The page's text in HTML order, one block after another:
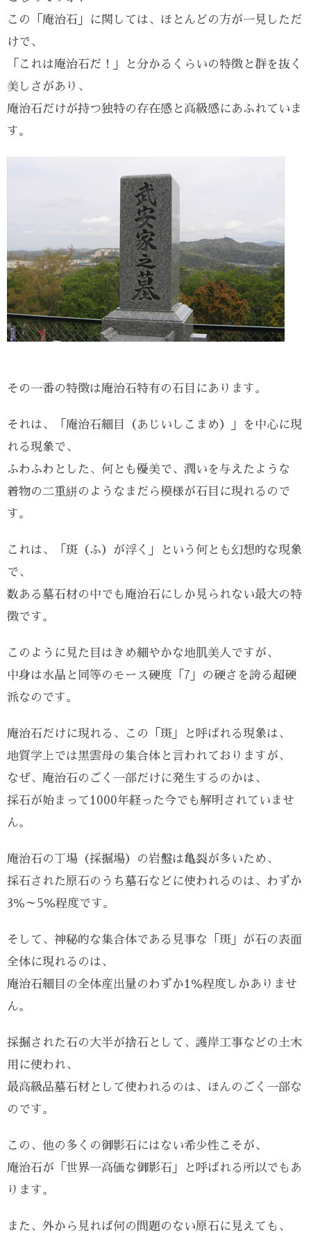
この「庵治石」に関しては、ほとんどの方が一見しただ
けで、
「これは庵治石だ！」と分かるくらいの特徴と群を抜く
美しさがあり、
庵治石だけが持つ独特の存在感と高級感にあふれていま
す。
その一番の特徴は庵治石特有の石目にあります。
それは、「庵治石細目（あじいしこまめ）」を中心に現
れる現象で、
ふわふわとした、何とも優美で、潤いを与えたような
着物の二重絣のようなまだら模様が石目に現れるので
す。
これは、「斑（ふ）が浮く」という何とも幻想的な現象
で、
数ある墓石材の中でも庵治石にしか見られない最大の特
徴です。
このように見た目はきめ細やかな地肌美人ですが、
中身は水晶と同等のモース硬度「7」の硬さを誇る超硬
派なのです。
庵治石だけに現れる、この「斑」と呼ばれる現象は、
地質学上では黒雲母の集合体と言われておりますが、
なぜ、庵治石のごく一部だけに発生するのかは、
採石が始まって1000年経った今でも解明されていませ
ん。
庵治石の丁場（採掘場）の岩盤は亀裂が多いため、
採石された原石のうち墓石などに使われるのは、わずか
3％～5％程度です。
そして、神秘的な集合体である見事な「斑」が石の表面
全体に現れるのは、
庵治石細目の全体産出量のわずか1％程度しかありませ
ん。
採掘された石の大半が捨石として、護岸工事などの土木
用に使われ、
最高級品墓石材として使われるのは、ほんのごく一部な
のです。
この、他の多くの御影石にはない希少性こそが、
庵治石が「世界一高価な御影石」と呼ばれる所以でもあ
ります。
また、外から見れば何の問題のない原石に見えても、